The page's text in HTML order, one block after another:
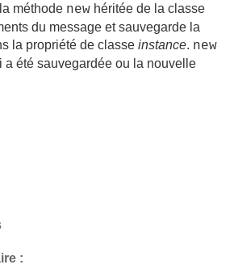
méthode new héritée de la classe
du message et sauvegarde la
la propriété de classe instance. new
a été sauvegardée ou la nouvelle
: